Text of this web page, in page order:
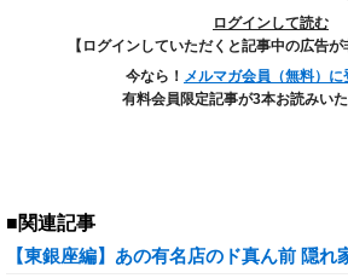
ログインして読む
【ログインしていただくと記事中の広告が
今なら！ メルマガ会員（無料）に
有料会員限定記事が3本お読みいた
■関連記事
【東銀座編】あの有名店のド真ん前 隠れ